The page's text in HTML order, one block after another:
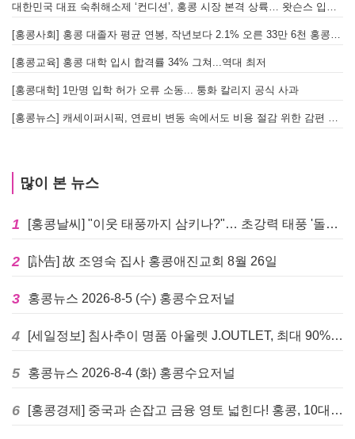
대한민국 대표 숙취해소제 ‘컨디션’, 홍콩 시장 본격 상륙… 왓슨스 입점 기념 할인 행사 진행
[홍콩사회] 홍콩 대졸자 평균 연봉, 작년보다 2.1% 오른 33만 6천 홍콩달러 기록
[홍콩교육] 홍콩 대학 입시 합격률 34% 그쳐...역대 최저
[홍콩대학] 1만명 입학 허가 오류 소동... 퉁화 칼리지 공식 사과
[홍콩뉴스] 캐세이퍼시픽, 연료비 변동 속에서도 비용 절감 위한 감편 계획 없어
많이 본 뉴스
1 [홍콩날씨] "이웃 태풍까지 삼키나?"… 초강력 태풍 '돌핀' 세력 재확장
2 [訃告] 故 조영숙 집사 홍콩애진교회 8월 26일
3 홍콩뉴스 2026-8-5 (수) 홍콩수요저널
4 [세일정보] 침사추이 명품 아울렛 J.OUTLET, 최대 90% 빅 세일 진행
5 홍콩뉴스 2026-8-4 (화) 홍콩수요저널
6 [홍콩경제] 중국과 손잡고 금융 영토 넓힌다! 홍콩, 10대 신규 정책 발표